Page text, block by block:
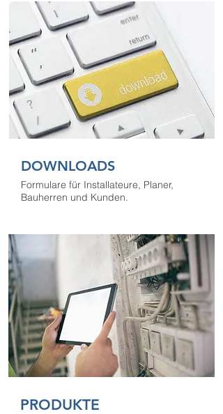
DOWNLOADS
Formulare für Installateure, Planer,
Bauherren und Kunden.
PRODUKTE